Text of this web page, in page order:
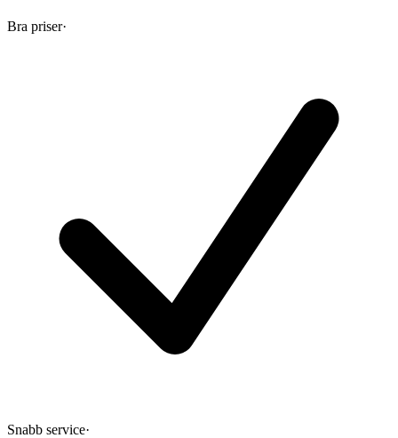
Bra priser·
Snabb service·